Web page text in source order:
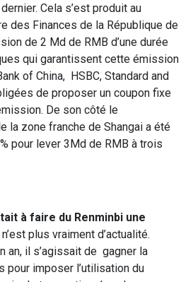
Cela s’est produit au
des Finances de la République de
de 2 Md de RMB d’une durée
qui garantissent cette émission
of China, HSBC, Standard and
de proposer un coupon fixe
De son côté le
la zone franche de Shangai a été
pour lever 3Md de RMB à trois
à faire du Renminbi une
n’est plus vraiment d’actualité.
an, il s’agissait de gagner la
pour imposer l’utilisation du